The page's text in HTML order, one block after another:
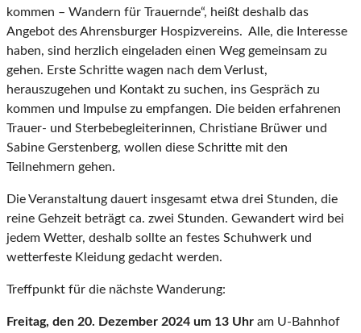
kommen – Wandern für Trauernde“, heißt deshalb das
Angebot des Ahrensburger Hospizvereins. Alle, die Interesse
haben, sind herzlich eingeladen einen Weg gemeinsam zu
gehen. Erste Schritte wagen nach dem Verlust,
herauszugehen und Kontakt zu suchen, ins Gespräch zu
kommen und Impulse zu empfangen. Die beiden erfahrenen
Trauer- und Sterbebegleiterinnen, Christiane Brüwer und
Sabine Gerstenberg, wollen diese Schritte mit den
Teilnehmern gehen.
Die Veranstaltung dauert insgesamt etwa drei Stunden, die
reine Gehzeit beträgt ca. zwei Stunden. Gewandert wird bei
jedem Wetter, deshalb sollte an festes Schuhwerk und
wetterfeste Kleidung gedacht werden.
Treffpunkt für die nächste Wanderung:
Freitag, den 20. Dezember 2024 um 13 Uhr am U-Bahnhof